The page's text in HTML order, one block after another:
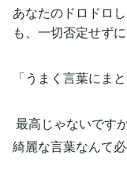
あなたのドロドロ
も、一切否定せず
「うまく言葉にま
最高じゃないです
綺麗な言葉なんて必